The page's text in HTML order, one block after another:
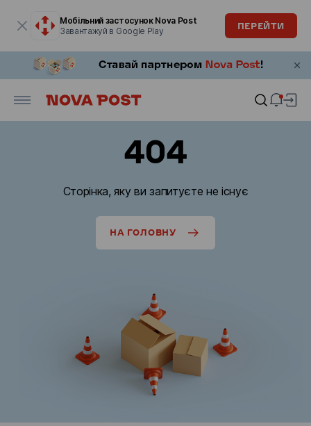
Мобільний застосунок Nova Post
Завантажуй в Google Play
ПЕРЕЙТИ
404
Сторінка, яку ви запитуєте не існує
НА ГОЛОВНУ